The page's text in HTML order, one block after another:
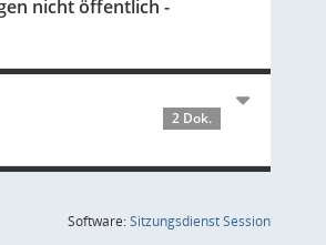
nicht öffentlich -
2 Dok.
Software:SitzungsdienstSession(Wird in